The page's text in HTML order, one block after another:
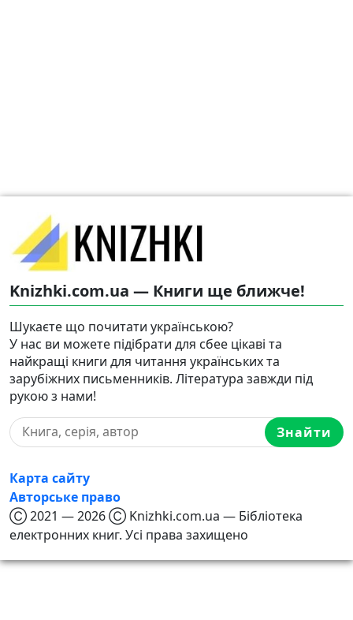
Knizhki.com.ua — Книги ще ближче!
Шукаєте що почитати українською?
У нас ви можете підібрати для сбее цікаві та
найкращі книги для читання українських та
зарубіжних письменників. Література завжди під
рукою з нами!
Знайти
Карта сайту
Авторське право
Ⓒ 2021 — 2026 Ⓒ Knizhki.com.ua — Бібліотека
електронних книг. Усі права захищено